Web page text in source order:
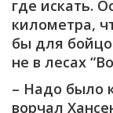
где искать.
километра,
бы для
не в лесах
– Надо было
ворчал